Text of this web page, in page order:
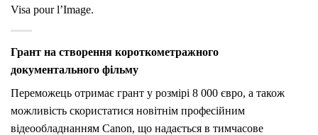
Visa pourl’Image.
Грант на створення короткометражного
документального фільму
Переможець отримає грант у розмірі 8 000 євро, а також
можливість скористатися новітнім професійним
відеообладнанням Canon, що надається в тимчасове